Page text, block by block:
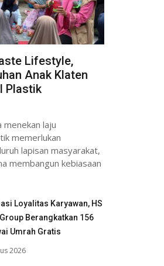
Lifestyle,
Anak Klaten
Plastik
laju
memerlukan
lapisan masyarakat,
membangun kebiasaan
Loyalitas Karyawan, HS
Berangkatkan 156
Umrah Gratis
2026